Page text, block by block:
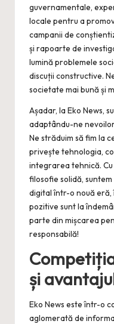
guvernamentale,
locale pentru a
campanii de
și rapoarte de
lumină problemele
discuții constructive.
societate mai bună și
Așadar, la Eko News,
adaptându-ne
Ne străduim să fim la
privește tehnologia,
integrarea tehnică.
filosofie solidă,
digital într-o nouă eră,
pozitive sunt la
parte din mișcarea
responsabilă!
și
Eko News este într-o
aglomerată de